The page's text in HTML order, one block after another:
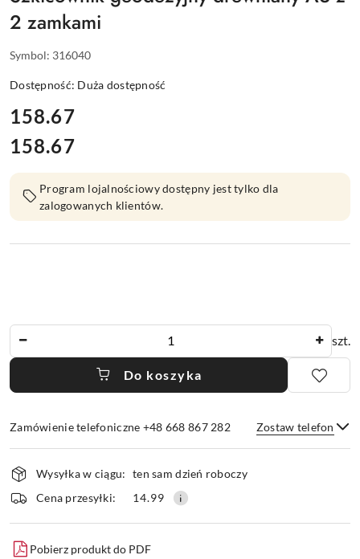
2 zamkami
Symbol: 316040
Dostępność: Duża dostępność
cena:
158.67
Cena:
158.67
Program lojalnościowy dostępny jest tylko dla
zalogowanych klientów.
szt.
Do koszyka
Zamówienie telefoniczne +48 668 867 282 Zostaw telefon
Wyślij
Dostępność
i
dostawa
Wysyłka w ciągu: ten sam dzień roboczy
Cena przesyłki:
14.99
Pobierz produkt do PDF